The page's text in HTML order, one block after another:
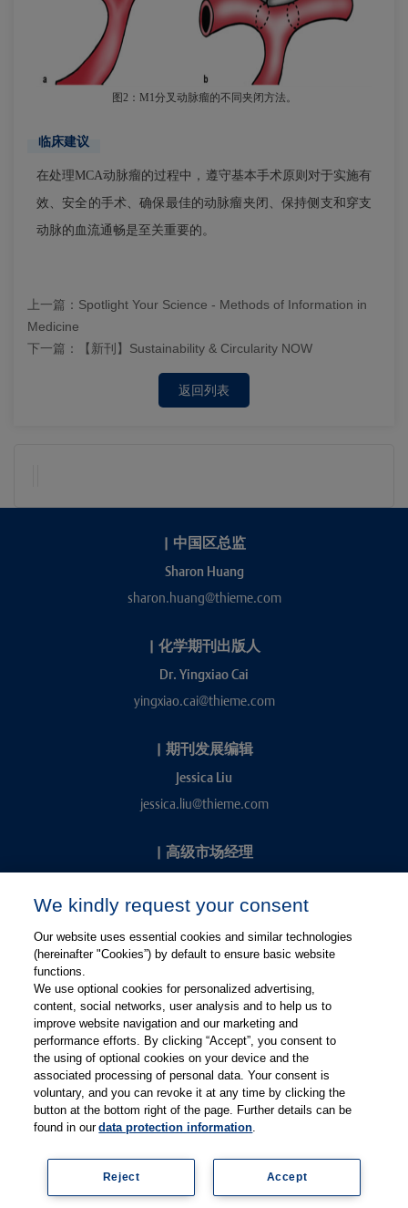
图2：M1分叉动脉瘤的不同夹闭方法。
临床建议
在处理MCA动脉瘤的过程中，遵守基本手术原则对于实施有
效、安全的手术、确保最佳的动脉瘤夹闭、保持侧支和穿支
动脉的血流通畅是至关重要的。
上一篇： Spotlight Your Science - Methods of Information in
Medicine
下一篇：
【新刊】Sustainability & Circularity NOW
返回列表
| 中国区总监
Sharon Huang
sharon.huang@thieme.com
| 化学期刊出版人
Dr. Yingxiao Cai
yingxiao.cai@thieme.com
| 期刊发展编辑
Jessica Liu
jessica.liu@thieme.com
| 高级市场经理
kevin.chang@thieme.com
关注微博
关注微信
有关Thieme图书翻译及版权业务，请联系：rights@thieme.de
| Thieme-Connect |
© Copyright 2025, 德国蒂墨出版集团（Thieme Publishers）版权
We kindly request your consent
Our website uses essential cookies and similar technologies
(hereinafter "Cookies”) by default to ensure basic website
functions.
We use optional cookies for personalized advertising,
content, social networks, user analysis and to help us to
improve website navigation and our marketing and
performance efforts. By clicking “Accept”, you consent to
the using of optional cookies on your device and the
associated processing of personal data. Your consent is
voluntary, and you can revoke it at any time by clicking the
button at the bottom right of the page. Further details can be
found in ourdata protection information.
Accept
Reject